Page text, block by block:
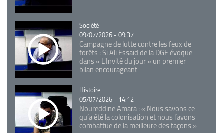
Catégorie
Société
09/07/2026 - 09:37
Campagne de lutte contre les feux de
forêts : Si Ali Essaid de la DGF évoque
dans « L'Invité du jour » un premier
bilan encourageant
Catégorie
Histoire
05/07/2026 - 14:12
Noureddine Amara : « Nous savons ce
qu’a été la colonisation et nous l’avons
combattue de la meilleure des façons »